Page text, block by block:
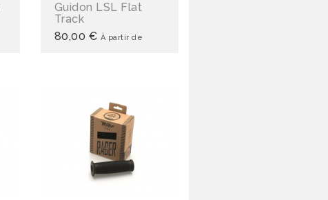
Guidon LSL Flat
Track
80,00 € À partir de